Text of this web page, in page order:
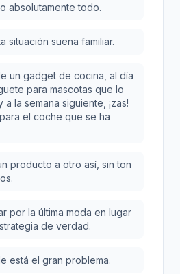
absolutamente todo.
situación suena familiar.
un gadget de cocina, al día
para mascotas que lo
la semana siguiente, ¡zas!
el coche que se ha
producto a otro así, sin ton
por la última moda en lugar
de verdad.
está el gran problema.